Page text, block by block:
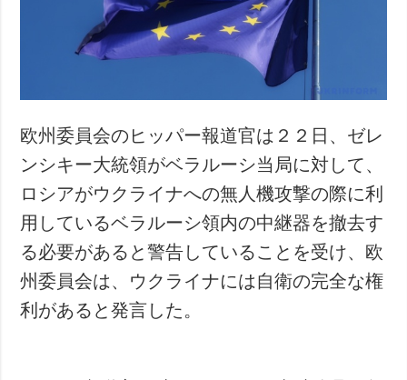
欧州委員会のヒッパー報道官は２２日、ゼレ
ンシキー大統領がベラルーシ当局に対して、
ロシアがウクライナへの無人機攻撃の際に利
用しているベラルーシ領内の中継器を撤去す
る必要があると警告していることを受け、欧
州委員会は、ウクライナには自衛の完全な権
利があると発言した。